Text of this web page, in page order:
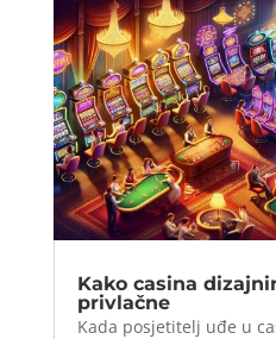
Kako casina
privlačne
Kada posjetitelj uđe u